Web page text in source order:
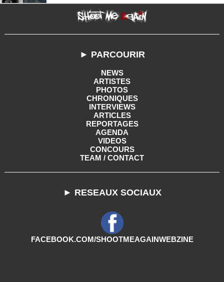
► PARCOURIR
NEWS
ARTISTES
PHOTOS
CHRONIQUES
INTERVIEWS
ARTICLES
REPORTAGES
AGENDA
VIDEOS
CONCOURS
TEAM / CONTACT
► RESEAUX SOCIAUX
FACEBOOK.COM/SHOOTMEAGAINWEBZINE